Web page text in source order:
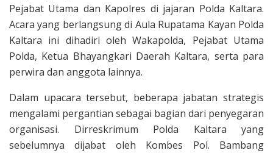
Pejabat Utama dan Kapolres di jajaran Polda Kaltara.
Acara yang berlangsung di Aula Rupatama Kayan Polda
Kaltara ini dihadiri oleh Wakapolda, Pejabat Utama
Polda, Ketua Bhayangkari Daerah Kaltara, serta para
perwira dan anggota lainnya.
Dalam upacara tersebut, beberapa jabatan strategis
mengalami pergantian sebagai bagian dari penyegaran
organisasi. Dirreskrimum Polda Kaltara yang
sebelumnya dijabat oleh Kombes Pol. Bambang